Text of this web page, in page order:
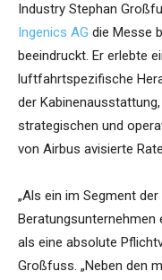
Industry Stephan
Ingenics AG die Messe
beeindruckt. Er erlebte
luftfahrtspezifische
der
strategischen und
von Airbus avisierte
„Als ein im Segment
Beratungsunternehmen
als eine absolute
Großfuss. „Neben den